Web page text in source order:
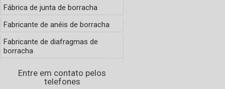
Fábrica de junta de borracha
Fabricante de anéis de borracha
Fabricante de diafragmas de
borracha
Fabricante de membranas em
siliconeEntre em contato pelos
telefones